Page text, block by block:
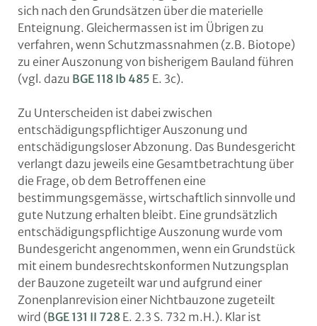
sich nach den Grundsätzen über die materielle
Enteignung. Gleichermassen ist im Übrigen zu
verfahren, wenn Schutzmassnahmen (z.B. Biotope)
zu einer Auszonung von bisherigem Bauland führen
(vgl. dazu BGE 118 Ib 485 E. 3c).
Zu Unterscheiden ist dabei zwischen
entschädigungspflichtiger Auszonung und
entschädigungsloser Abzonung. Das Bundesgericht
verlangt dazu jeweils eine Gesamtbetrachtung über
die Frage, ob dem Betroffenen eine
bestimmungsgemässe, wirtschaftlich sinnvolle und
gute Nutzung erhalten bleibt. Eine grundsätzlich
entschädigungspflichtige Auszonung wurde vom
Bundesgericht angenommen, wenn ein Grundstück
mit einem bundesrechtskonformen Nutzungsplan
der Bauzone zugeteilt war und aufgrund einer
Zonenplanrevision einer Nichtbauzone zugeteilt
wird (BGE 131 II 728 E. 2.3 S. 732 m.H.). Klar ist